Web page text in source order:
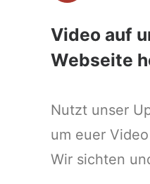
Video auf
Webseite
Nutzt unser
um euer
Wir sichten